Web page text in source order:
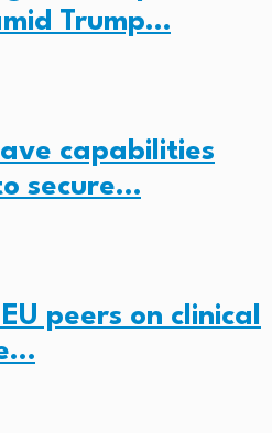
Trump…
capabilities
secure…
peers on clinical